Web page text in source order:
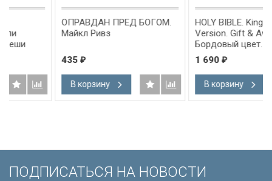
ОПРАВДАН ПРЕД БОГОМ.
Майкл Ривз
В корзину
HOLY BIBLE. King James
Version. Gift & Award Bible.
Бордовый цвет. Библия
Короля Иакова на
английском языке.
Словарь, карты, закладка,
подарочная вкладка, слова
Иисуса выделены красным
В корзину
ПОДПИСАТЬСЯ НА НОВОСТИ